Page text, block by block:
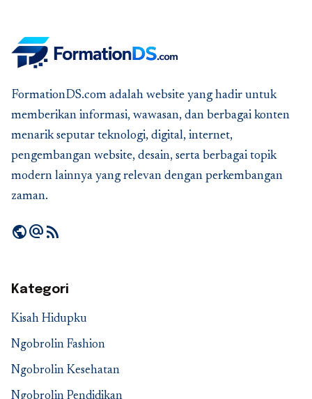
FormationDS.com adalah website yang hadir untuk
memberikan informasi, wawasan, dan berbagai konten
menarik seputar teknologi, digital, internet,
pengembangan website, desain, serta berbagai topik
modern lainnya yang relevan dengan perkembangan
zaman.
publicalternate_emailrss_feed
Kategori
Kisah Hidupku
Ngobrolin Fashion
Ngobrolin Kesehatan
Ngobrolin Pendidikan